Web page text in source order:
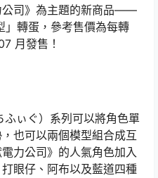
公司》為主題的新商品——
」轉蛋，參考售價為每轉
月發售！
ふぃぐ）系列可以將角色單
也可以兩個模型組合成互
力公司》的人氣角色加入
眼仔、阿布以及藍道四種